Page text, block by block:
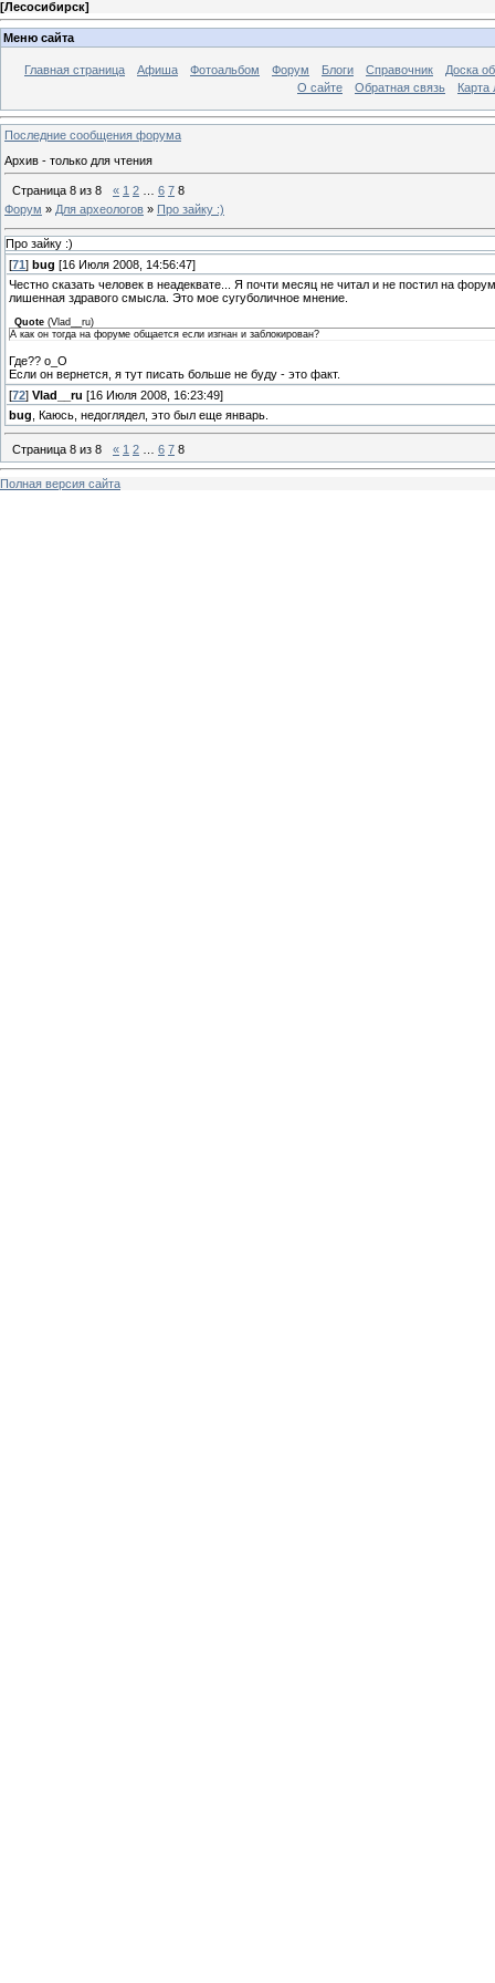
[Лесосибирск]
Меню сайта
Главная страница Афиша Фотоальбом Форум Блоги Справочник
Доска
О сайте
Обратная связь Карта
Последние сообщения форума
Архив - только для чтения
Страница 8 из 8 « 1 2 6 7 8
Форум » Для археологов » Про зайку :)
Про зайку :)
[71 ] bug [16 Июля 2008, 14:56:47]
Честно сказать человек в неадеквате... Я почти месяц не читал и не постил на
лишенная здравого смысла. Это мое сугуболичное мнение.
Quote (Vlad__ru)
А как он тогда на форуме общается если изгнан и заблокирован?
Где?? о_О
Если он вернется, я тут писать больше не буду - это факт.
[72] Vlad__ru [16 Июля 2008, 16:23:49]
bug , Каюсь, недоглядел, это был еще январь.
Страница 8 из 8 « 1 2 6 7 8
Полная версия сайта